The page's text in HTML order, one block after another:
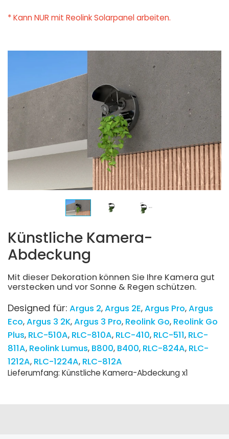
* Kann NUR mit Reolink Solarpanel arbeiten.
Künstliche Kamera-
Abdeckung
Mit dieser Dekoration können Sie Ihre Kamera gut
verstecken und vor Sonne & Regen schützen.
Designed für: Argus 2 Argus 2E Argus Pro Argus
Eco Argus 3 2K Argus 3 Pro Reolink Go Reolink Go
Plus RLC-510A RLC-810A RLC-410 RLC-511 RLC-
811A Reolink Lumus B800 B400 RLC-824A RLC-
1212A RLC-1224A RLC-812A
Lieferumfang: Künstliche Kamera-Abdeckung x1